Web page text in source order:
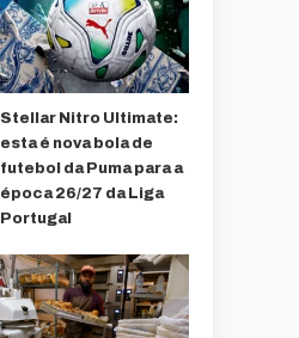
Stellar Nitro Ultimate:
esta é nova bola de
futebol da Puma para a
época 26/27 da Liga
Portugal